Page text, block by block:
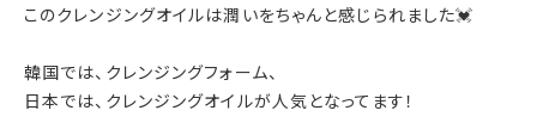
このクレンジングオイルは潤いをちゃんと感じられました💓
韓国では、クレンジングフォーム、
日本では、クレンジングオイルが人気となってます！